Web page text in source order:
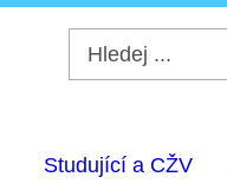
Studující a CŽV